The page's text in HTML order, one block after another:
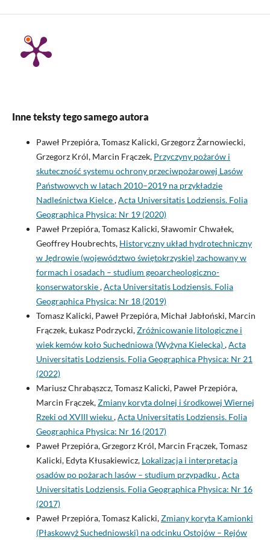
Inne teksty tego samego autora
Paweł Przepióra, Tomasz Kalicki, Grzegorz Żarnowiecki,
Grzegorz Król, Marcin Frączek, Przyczyny pożarów i
skuteczność systemu ochrony przeciwpożarowej Lasów
Państwowych w latach 2010–2019 na przykładzie
Nadleśnictwa Kielce,Acta Universitatis Lodziensis. Folia
Geographica Physica: Nr 19 (2020)
Paweł Przepióra, Tomasz Kalicki, Sławomir Chwałek,
Geoffrey Houbrechts, Historyczny układ hydrotechniczny
w Jędrowie (województwo świętokrzyskie) zachowany w
formach i osadach – studium geoarcheologiczno-
konserwatorskie,Acta Universitatis Lodziensis. Folia
Geographica Physica: Nr 18 (2019)
Tomasz Kalicki, Paweł Przepióra, Michał Jabłoński, Marcin
Frączek, Łukasz Podrzycki,Zróżnicowanie litologiczne i
wiek kemów koło Suchedniowa (Wyżyna Kielecka),Acta
Universitatis Lodziensis. Folia Geographica Physica: Nr 21
(2022)
Mariusz Chrabąszcz, Tomasz Kalicki, Paweł Przepióra,
Marcin Frączek,Zmiany koryta dolnej i środkowej Wiernej
Rzeki od XVIII wieku ,Acta Universitatis Lodziensis. Folia
Geographica Physica: Nr 16 (2017)
Paweł Przepióra, Grzegorz Król, Marcin Frączek, Tomasz
Kalicki, Edyta Kłusakiewicz, Lokalizacja i interpretacja
osadów po pożarach lasów – studium przypadku ,Acta
Universitatis Lodziensis. Folia Geographica Physica: Nr 16
(2017)
Paweł Przepióra, Tomasz Kalicki,Zmiany koryta Kamionki
(Płaskowyż Suchedniowski) na odcinku Ostojów – Rejów